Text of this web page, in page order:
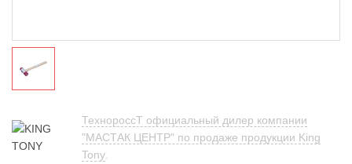
ТехнороссТ официальный дилер компании
"МАСТАК ЦЕНТР" по продаже продукции King
Tony